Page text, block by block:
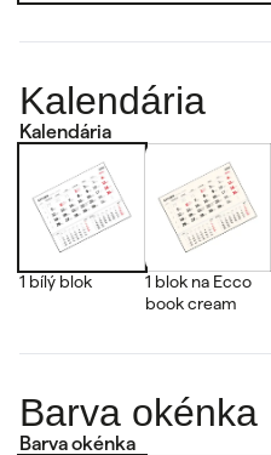
Kalendária
Kalendária
1 bílý blok
1 blok na Ecco
book cream
Barva okénka
Barva okénka